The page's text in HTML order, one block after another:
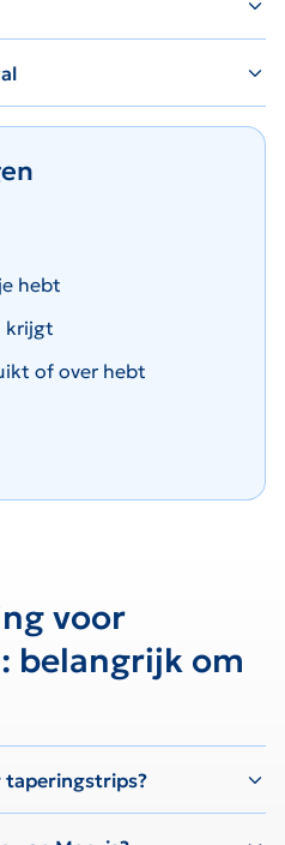
hebt
krijgt
of over hebt
voor
belangrijk om
taperingstrips?